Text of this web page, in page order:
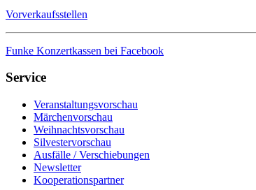
Vorverkaufsstellen
Funke Konzertkassen bei Facebook
Service
Veranstaltungsvorschau
Märchenvorschau
Weihnachtsvorschau
Silvestervorschau
Ausfälle / Verschiebungen
Newsletter
Kooperationspartner